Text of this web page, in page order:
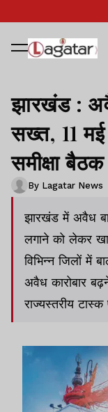
झारखंड :
सख्त, 11
समीक्षा बैठक
By Lagatar News
झारखंड में अवैध
लगाने को लेकर
विभिन्न जिलों में
अवैध कारोबार
राज्यस्तरीय